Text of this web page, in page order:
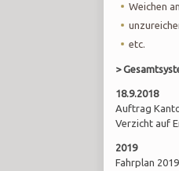
Weichen
etc.
>
18.9.2018
Auftrag
Verzicht auf
2019
Fahrplan